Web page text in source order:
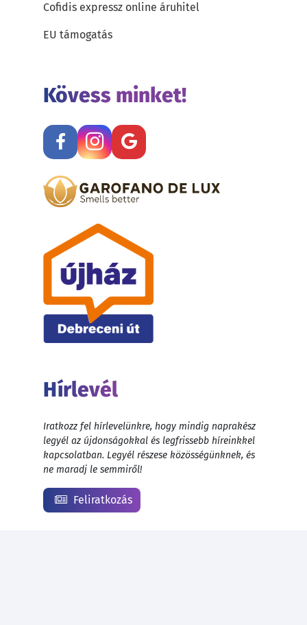
Cofidis expressz online áruhitel
EU támogatás
Kövess minket!
Hírlevél
Iratkozz fel hírlevelünkre, hogy mindig naprakész
legyél az újdonságokkal és legfrissebb híreinkkel
kapcsolatban. Legyél részese közösségünknek, és
ne maradj le semmiről!
Feliratkozás